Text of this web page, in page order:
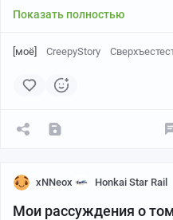
Показать полностью
[моё] CreepyStory
xNNeox Honkai Star Rail
Мои рассуждения о